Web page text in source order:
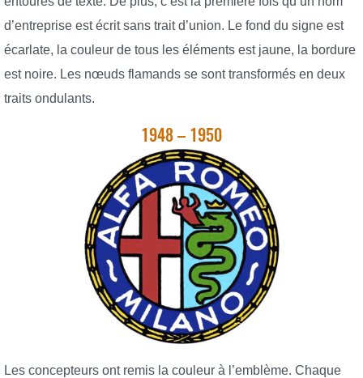
d’entreprise est écrit sans trait d’union. Le fond du signe est
écarlate, la couleur de tous les éléments est jaune, la bordure
est noire. Les nœuds flamands se sont transformés en deux
traits ondulants.
1948 – 1950
Les concepteurs ont remis la couleur à l’emblème. Chaque